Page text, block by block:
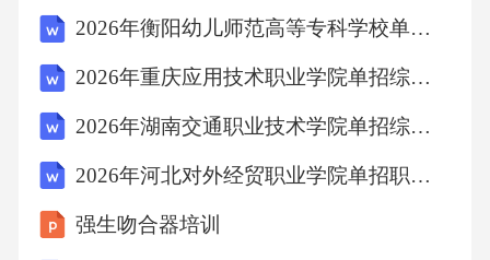
2026年衡阳幼儿师范高等专科学校单招综合素质笔试备考试题含详细答案解析
2026年重庆应用技术职业学院单招综合素质笔试备考题库含详细答案解析
2026年湖南交通职业技术学院单招综合素质考试备考试题含详细答案解析
2026年河北对外经贸职业学院单招职业技能考试参考题库含详细答案解析
强生吻合器培训